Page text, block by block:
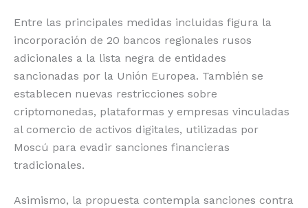
Entre las principales medidas incluidas figura la
incorporación de 20 bancos regionales rusos
adicionales a la lista negra de entidades
sancionadas por la Unión Europea. También se
establecen nuevas restricciones sobre
criptomonedas, plataformas y empresas vinculadas
al comercio de activos digitales, utilizadas por
Moscú para evadir sanciones financieras
tradicionales.
Asimismo, la propuesta contempla sanciones contra